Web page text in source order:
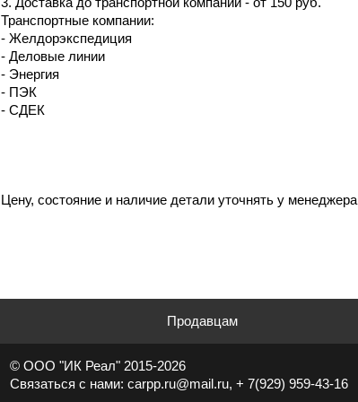
Транспортные компании:
- Желдорэкспедиция
- Деловые линии
- Энергия
- ПЭК
- СДЕК
Цену, состояние и наличие детали уточнять у менеджера
Продавцам
© ООО "ИК Реал" 2015-2026
Связаться с нами: carpp.ru@mail.ru, + 7(929) 959-43-16